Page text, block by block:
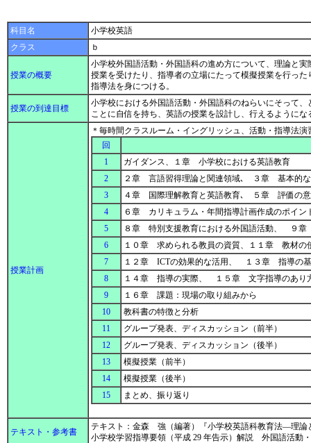
科目名
小学校英語
クラス
ｂ
授業の概要
小学校外国語活動・外国語科の進め方について、理論と
授業を受けたり、指導者の立場にたって模擬授業を行っ
指導法を身につける。
授業の到達目標
小学校における外国語活動・外国語科のねらいにそって
ことに自信を持ち、英語の授業を設計し、行えるように
授業計画
＊毎時間クラスルーム・イングリッシュ、活動・指導法演
回
1
ガイダンス、１章 小学校における英語教育
2
２章 言語習得理論と関連領域､ ３章 基本的
3
４章 国際理解教育と英語教育､ ５章 評価の
4
６章 カリキュラム・年間指導計画作成のポイ
5
８章 特別支援教育における外国語活動、 ９
6
１０章 求められる教員の資質、１１章 教材の
7
１２章 ICTの効果的な活用、 １３章 指導の
8
１４章 指導の実際、 １５章 文字指導のあり
9
１６章 課題：現場の取り組みから
10
教科書の特徴と分析
11
グループ発表、ディスカッション（前半）
12
グループ発表、ディスカッション（後半）
13
模擬授業（前半）
14
模擬授業（後半）
15
まとめ、振り返り
テキスト・参考書
テキスト：金森 強（編著）『小学校英語科教育法―理
小学校学習指導要領（平成 29 年告示）解説 外国語活動